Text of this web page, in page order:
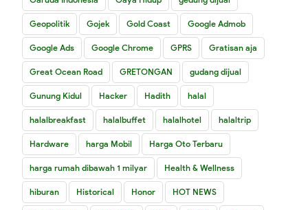
Geopolitik Gojek Gold Coast Google Admob
Google Ads Google Chrome GPRS Gratisan aja
Great Ocean Road GRETONGAN gudang dijual
Gunung Kidul Hacker Hadith halal
halalbreakfast halalbuffet halalhotel halaltrip
Hardware harga Mobil Harga Oto Terbaru
harga rumah dibawah 1 milyar Health & Wellness
hiburan Historical Honor HOT NEWS